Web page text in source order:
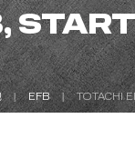
EFB TOTACHI